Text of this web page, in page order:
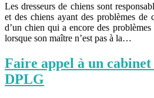
Les dresseurs de chiens sont
et des chiens ayant des problèmes de
d’un chien qui a encore des
lorsque son maître n’est pas à la…
Faire appel à un cabinet
DPLG